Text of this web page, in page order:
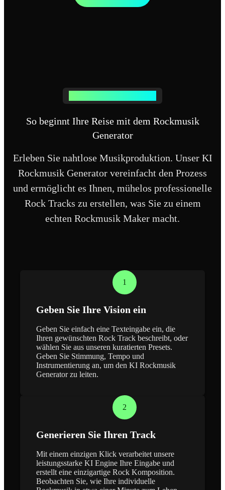
So beginnt Ihre Reise mit dem Rockmusik
Generator
Erleben Sie nahtlose Musikproduktion. Unser KI
Rockmusik Generator vereinfacht den Prozess
und ermöglicht es Ihnen, mühelos professionelle
Rock Tracks zu erstellen, was Sie zu einem
echten Rockmusik Maker macht.
1
Geben Sie Ihre Vision ein
Geben Sie einfach eine Texteingabe ein, die
Ihren gewünschten Rock Track beschreibt, oder
wählen Sie aus unseren kuratierten Presets.
Geben Sie Stimmung, Tempo und
Instrumentierung an, um den KI Rockmusik
Generator zu leiten.
2
Generieren Sie Ihren Track
Mit einem einzigen Klick verarbeitet unsere
leistungsstarke KI Engine Ihre Eingabe und
erstellt eine einzigartige Rock Komposition.
Beobachten Sie, wie Ihre individuelle